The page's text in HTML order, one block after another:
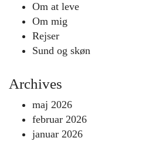
Om at leve
Om mig
Rejser
Sund og skøn
Archives
maj 2026
februar 2026
januar 2026